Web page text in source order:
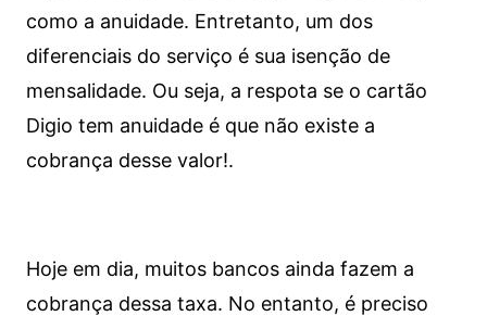
como a anuidade. Entretanto, um dos
diferenciais do serviço é sua isenção de
mensalidade. Ou seja, a respota se o cartão
Digio tem anuidade é que não existe a
cobrança desse valor!.
Hoje em dia, muitos bancos ainda fazem a
cobrança dessa taxa. No entanto, é preciso